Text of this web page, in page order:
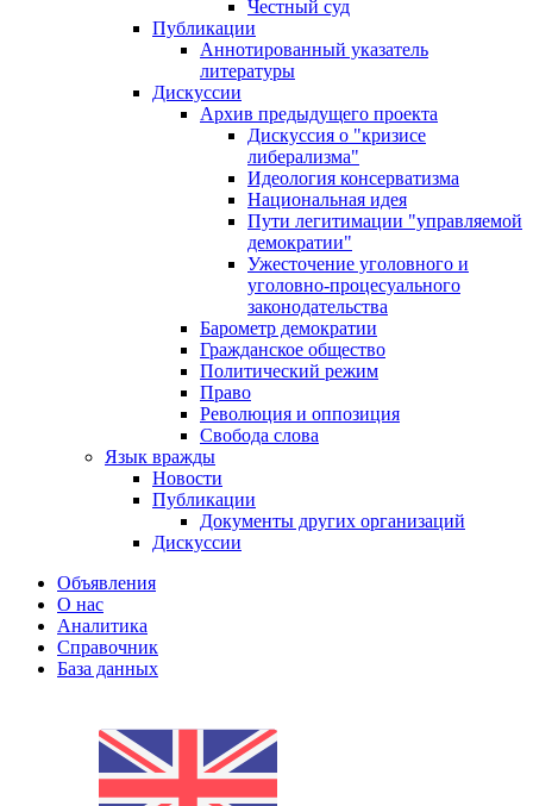
Честный суд
Публикации
Аннотированный указатель
литературы
Дискуссии
Архив предыдущего проекта
Дискуссия о "кризисе
либерализма"
Идеология консерватизма
Национальная идея
Пути легитимации "управляемой
демократии"
Ужесточение уголовного и
уголовно-процесуального
законодательства
Барометр демократии
Гражданское общество
Политический режим
Право
Революция и оппозиция
Свобода слова
Язык вражды
Новости
Публикации
Документы других организаций
Дискуссии
Объявления
О нас
Аналитика
Справочник
База данных